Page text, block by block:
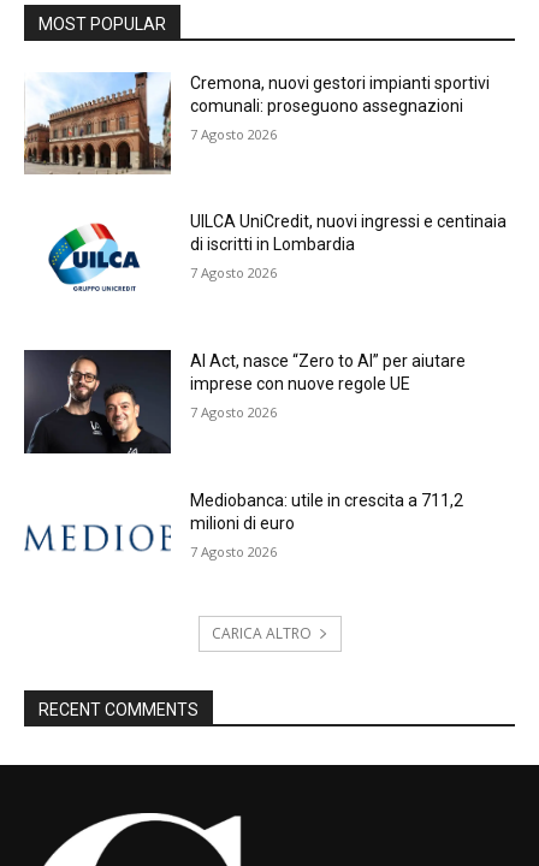
MOST POPULAR
Cremona, nuovi gestori impianti sportivi
comunali: proseguono assegnazioni
7 Agosto 2026
UILCA UniCredit, nuovi ingressi e centinaia
di iscritti in Lombardia
7 Agosto 2026
AI Act, nasce “Zero to AI” per aiutare
imprese con nuove regole UE
7 Agosto 2026
Mediobanca: utile in crescita a 711,2
milioni di euro
7 Agosto 2026
CARICA ALTRO
RECENT COMMENTS